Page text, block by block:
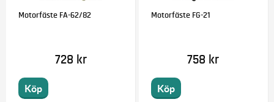
Motorfäste FA-62/82
728 kr
Köp
Motorfäste FG-21
758 kr
Köp